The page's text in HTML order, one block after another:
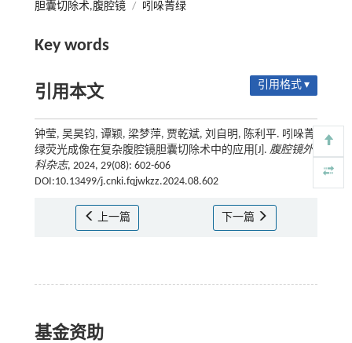
胆囊切除术,腹腔镜 / 吲哚菁绿
Key words
引用本文 引用格式 ▾
钟莹, 吴昊钧, 谭颖, 梁梦萍, 贾乾斌, 刘自明, 陈利平. 吲哚菁
绿荧光成像在复杂腹腔镜胆囊切除术中的应用[J]. 腹腔镜外
科杂志, 2024, 29(08): 602-606
DOI:10.13499/j.cnki.fqjwkzz.2024.08.602
上一篇 下一篇
基金资助